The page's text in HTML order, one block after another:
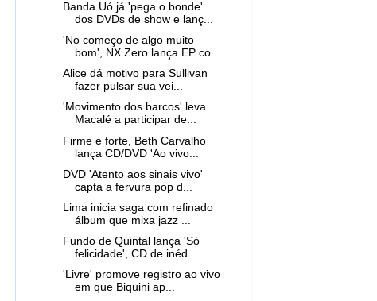
Banda Uó já 'pega o bonde'
dos DVDs de show e lanç...
'No começo de algo muito
bom', NX Zero lança EP co...
Alice dá motivo para Sullivan
fazer pulsar sua vei...
'Movimento dos barcos' leva
Macalé a participar de...
Firme e forte, Beth Carvalho
lança CD/DVD 'Ao vivo...
DVD 'Atento aos sinais vivo'
capta a fervura pop d...
Lima inicia saga com refinado
álbum que mixa jazz ...
Fundo de Quintal lança 'Só
felicidade', CD de inéd...
'Livre' promove registro ao vivo
em que Biquini ap...